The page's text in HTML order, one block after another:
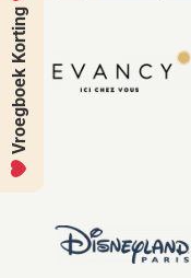
Vroegboek Korting